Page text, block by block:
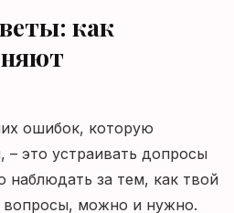
как
ошибок, которую
это устраивать допросы
наблюдать за тем, как твой
вопросы, можно и нужно.